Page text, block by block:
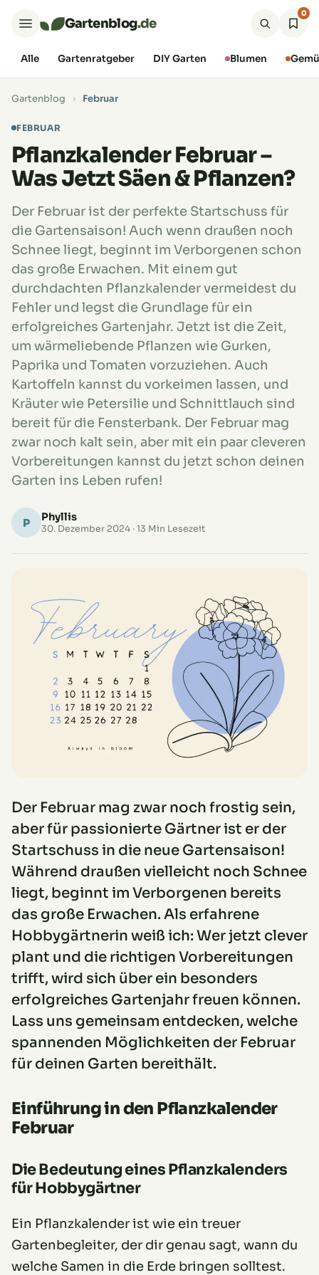
Gartenblog.de
0
Alle Gartenratgeber DIY Garten Blumen
Gartenblog › Februar
FEBRUAR
Pflanzkalender Februar –
Was Jetzt Säen & Pflanzen?
Der Februar ist der perfekte Startschuss für
die Gartensaison! Auch wenn draußen noch
Schnee liegt, beginnt im Verborgenen schon
das große Erwachen. Mit einem gut
durchdachten Pflanzkalender vermeidest du
Fehler und legst die Grundlage für ein
erfolgreiches Gartenjahr. Jetzt ist die Zeit,
um wärmeliebende Pflanzen wie Gurken,
Paprika und Tomaten vorzuziehen. Auch
Kartoffeln kannst du vorkeimen lassen, und
Kräuter wie Petersilie und Schnittlauch sind
bereit für die Fensterbank. Der Februar mag
zwar noch kalt sein, aber mit ein paar cleveren
Vorbereitungen kannst du jetzt schon deinen
Garten ins Leben rufen!
P Phyllis
30. Dezember 2024 · 13 Min Lesezeit
Der Februar mag zwar noch frostig sein,
aber für passionierte Gärtner ist er der
Startschuss in die neue Gartensaison!
Während draußen vielleicht noch Schnee
liegt, beginnt im Verborgenen bereits
das große Erwachen. Als erfahrene
Hobbygärtnerin weiß ich: Wer jetzt clever
plant und die richtigen Vorbereitungen
trifft, wird sich über ein besonders
erfolgreiches Gartenjahr freuen können.
Lass uns gemeinsam entdecken, welche
spannenden Möglichkeiten der Februar
für deinen Garten bereithält.
Einführung in den Pflanzkalender
Februar
Die Bedeutung eines Pflanzkalenders
für Hobbygärtner
Ein Pflanzkalender ist wie ein treuer
Gartenbegleiter, der dir genau sagt, wann du
welche Samen in die Erde bringen solltest.